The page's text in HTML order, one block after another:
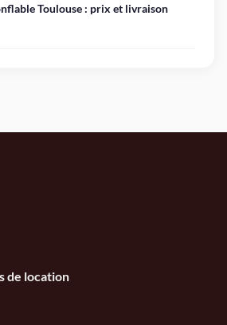
Toulouse : prix et livraison
de location